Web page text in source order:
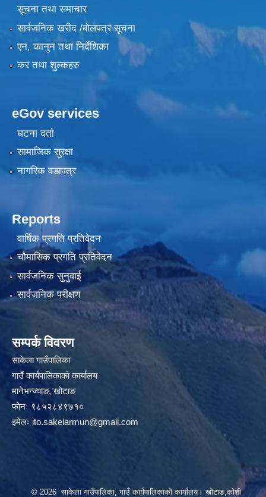
सूचना तथा समाचार
सार्वजनिक खरीद /बोलपत्र सूचना
एन, कानुन तथा निर्देशिका
कर तथा शुल्कहरु
eGov services
घटना दर्ता
सामाजिक सुरक्षा
नागरिक वडापत्र
Reports
वार्षिक प्रगति प्रतिवेदन
चौमासिक प्रगति प्रतिवेदन
सार्वजनिक सुनुवाई
सार्वजनिक परीक्षण
सम्पर्क विवरण
साकेला गाउँपालिका
गाउँ कार्यपालिकाको कार्यालय
मानेभन्ज्याङ, खाेटाङ
फाेनः ९८५२८४९७१०
इमेलः ito.sakelarmun@gmail.com
© 2026 साकेला गाउँपालिका, गाउँ कार्यपालिकाको कार्यालय। खोटाङ,कोशी